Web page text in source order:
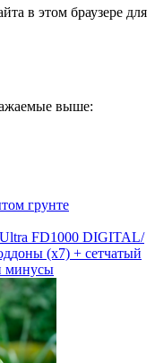
в этом браузере для
выше:
грунте
FD1000 DIGITAL/
(х7) + сетчатый
минусы